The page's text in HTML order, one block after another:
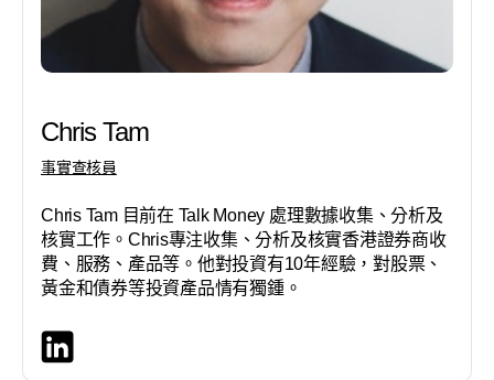
Chris Tam
事實查核員
Chris Tam 目前在 Talk Money 處理數據收集、分析及
核實工作。Chris專注收集、分析及核實香港證券商收
費、服務、產品等。他對投資有10年經驗，對股票、
黃金和債券等投資產品情有獨鍾。